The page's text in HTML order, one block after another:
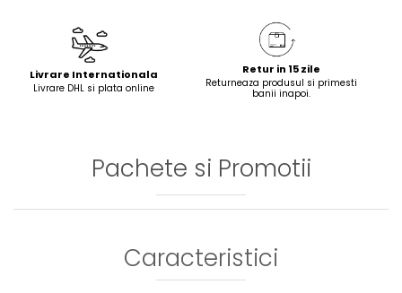
Livrare Internationala
Livrare DHL si plata online
Retur in 15 zile
Returneaza produsul si primesti
banii inapoi.
Pachete si Promotii
Caracteristici